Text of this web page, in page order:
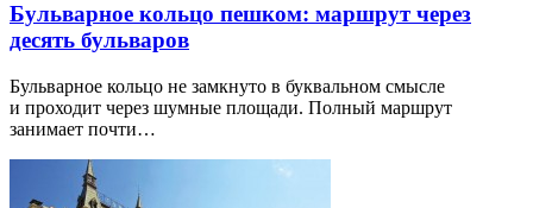
Бульварное кольцо пешком: маршрут через
десять бульваров
Бульварное кольцо не замкнуто в буквальном смысле
и проходит через шумные площади. Полный маршрут
занимает почти…